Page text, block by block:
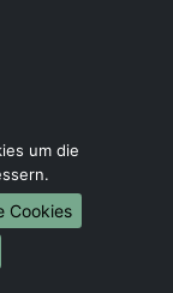
um die
Cookies